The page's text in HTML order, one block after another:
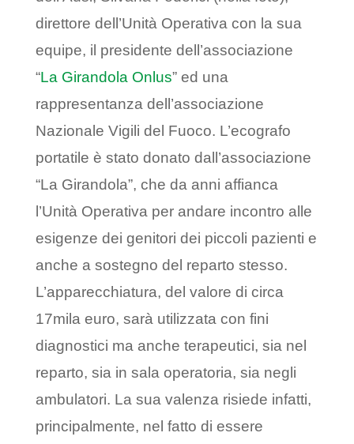
direttore dell’Unità Operativa con la sua
equipe, il presidente dell’associazione
“La Girandola Onlus” ed una
rappresentanza dell’associazione
Nazionale Vigili del Fuoco. L’ecografo
portatile è stato donato dall’associazione
“La Girandola”, che da anni affianca
l’Unità Operativa per andare incontro alle
esigenze dei genitori dei piccoli pazienti e
anche a sostegno del reparto stesso.
L’apparecchiatura, del valore di circa
17mila euro, sarà utilizzata con fini
diagnostici ma anche terapeutici, sia nel
reparto, sia in sala operatoria, sia negli
ambulatori. La sua valenza risiede infatti,
principalmente, nel fatto di essere